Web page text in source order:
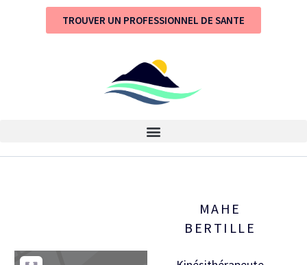
TROUVER UN PROFESSIONNEL DE SANTE
MAHE
BERTILLE